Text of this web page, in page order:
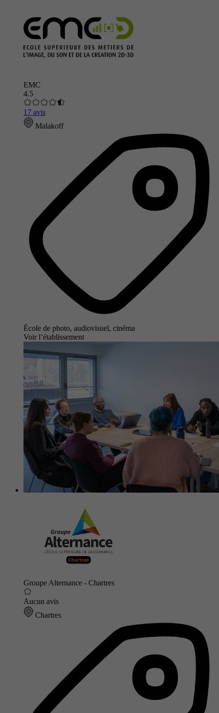
EMC
4.5
17 avis
Malakoff
École de photo, audiovisuel, cinéma
Voir l’établissement
Groupe Alternance - Chartres
Aucun avis
Chartres